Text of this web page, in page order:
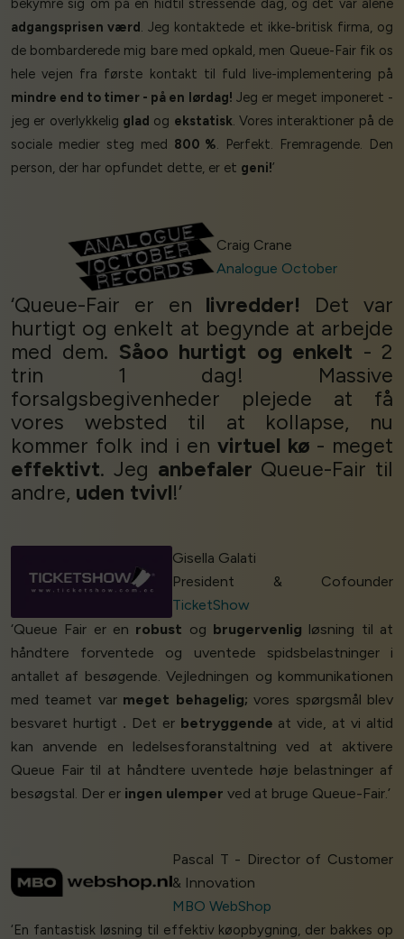
bekymre sig om på en hidtil stressende dag, og det var alene
adgangsprisen værd . Jeg kontaktede et ikke-britisk firma, og
de bombarderede mig bare med opkald, men Queue-Fair fik os
hele vejen fra første kontakt til fuld live-implementering på
mindre end to timer - på en lørdag! Jeg er meget imponeret -
jeg er overlykkelig glad og ekstatisk. Vores interaktioner på de
sociale medier steg med 800 %. Perfekt. Fremragende. Den
person, der har opfundet dette, er et geni!’
Craig Crane
Analogue October
‘Queue-Fair er en livredder! Det var
hurtigt og enkelt at begynde at arbejde
med dem. Såoo hurtigt og enkelt - 2
trin 1 dag! Massive
forsalgsbegivenheder plejede at få
vores websted til at kollapse, nu
kommer folk ind i en virtuel kø - meget
effektivt. Jeg anbefaler Queue-Fair til
andre, uden tvivl!’
Gisella Galati
President & Cofounder
TicketShow
‘Queue Fair er en robust og brugervenlig løsning til at
håndtere forventede og uventede spidsbelastninger i
antallet af besøgende. Vejledningen og kommunikationen
med teamet var meget behagelig; vores spørgsmål blev
besvaret hurtigt . Det er betryggende at vide, at vi altid
kan anvende en ledelsesforanstaltning ved at aktivere
Queue Fair til at håndtere uventede høje belastninger af
besøgstal. Der er ingen ulemper ved at bruge Queue-Fair.’
Pascal T - Director of Customer
& Innovation
MBO WebShop
‘En fantastisk løsning til effektiv køopbygning, der bakkes op